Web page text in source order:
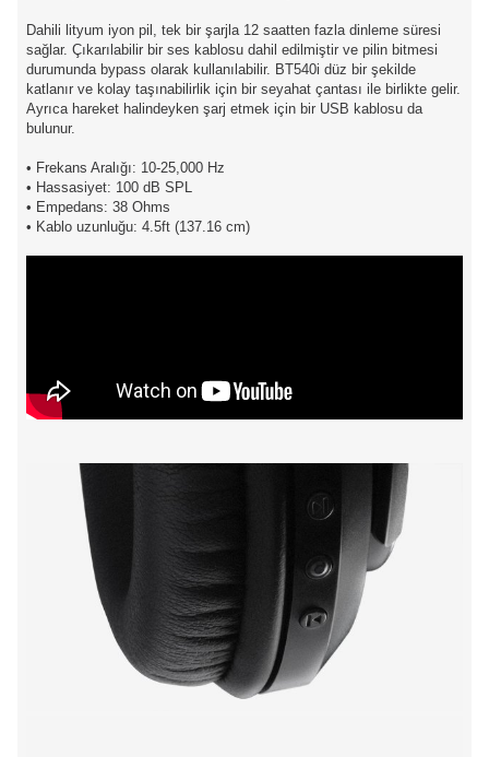
Dahili lityum iyon pil, tek bir şarjla 12 saatten fazla dinleme süresi
sağlar. Çıkarılabilir bir ses kablosu dahil edilmiştir ve pilin bitmesi
durumunda bypass olarak kullanılabilir. BT540i düz bir şekilde
katlanır ve kolay taşınabilirlik için bir seyahat çantası ile birlikte gelir.
Ayrıca hareket halindeyken şarj etmek için bir USB kablosu da
bulunur.
• Frekans Aralığı: 10-25,000 Hz
• Hassasiyet: 100 dB SPL
• Empedans: 38 Ohms
• Kablo uzunluğu: 4.5ft (137.16 cm)